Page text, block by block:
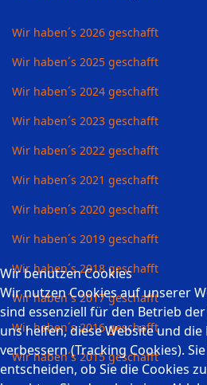
Wir haben´s 2026 geschafft
Wir haben´s 2025 geschafft
Wir haben´s 2024 geschafft
Wir haben´s 2023 geschafft
Wir haben´s 2022 geschafft
Wir haben´s 2021 geschafft
Wir haben´s 2020 geschafft
Wir haben´s 2019 geschafft
Wir haben´s 2018 geschafft
Wir haben´s 2017 geschafft
Wir haben´s 2016 geschafft
Wir haben´s 2015 geschafft
Wir benutzen Cookies
Wir nutzen Cookies auf unserer
sind essenziell für den Betrieb
uns helfen, diese Website und
verbessern (Tracking Cookies).
entscheiden, ob Sie die Cookies